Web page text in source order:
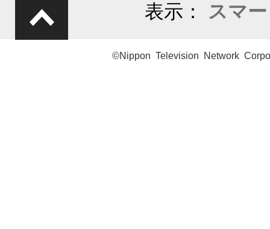
表示： スマ
©Nippon Television Network